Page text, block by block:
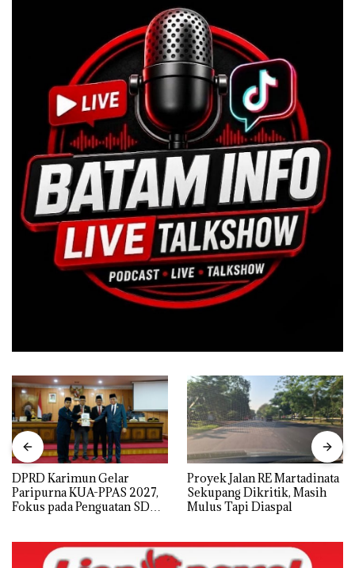
DPRD Karimun Gelar
Paripurna KUA-PPAS 2027,
Fokus pada Penguatan SDM,
Proyek Jalan RE Martadinata
Sekupang Dikritik, Masih
Mulus Tapi Diaspal